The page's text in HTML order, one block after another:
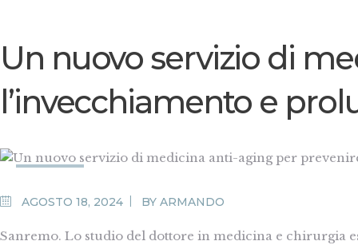
Un nuovo servizio di
l’invecchiamento e
AGOSTO 18, 2024
BY ARMANDO
Sanremo. Lo studio del dottore in medicina e chirurgia